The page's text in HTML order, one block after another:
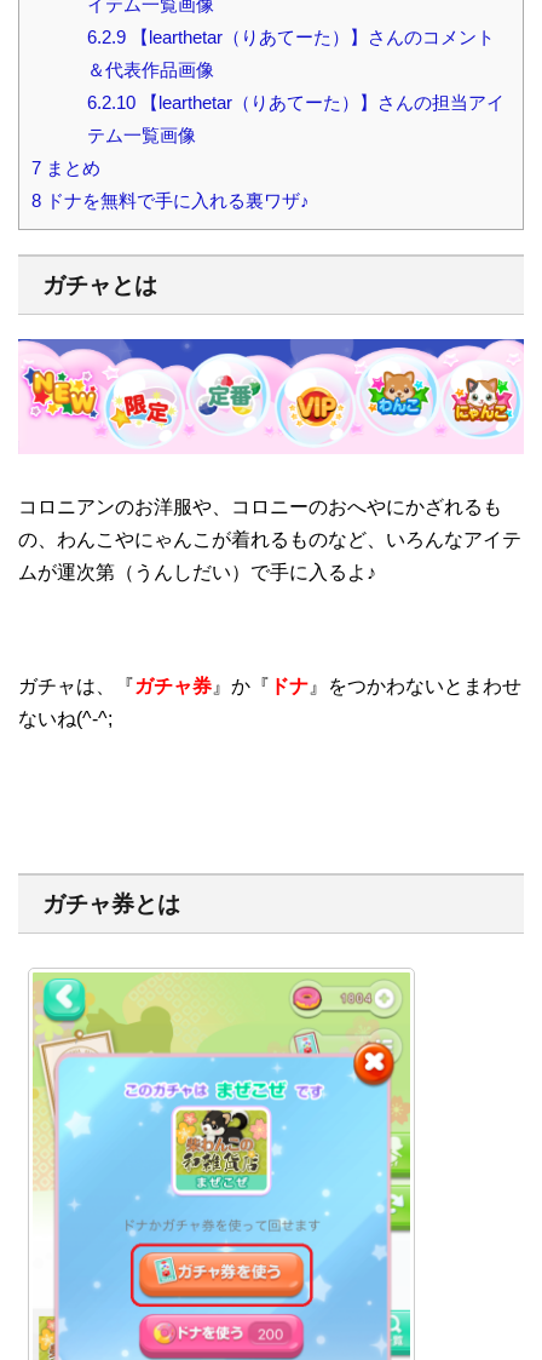
イテム一覧画像
6.2.9【learthetar（りあてーた）】さんのコメント
＆代表作品画像
6.2.10【learthetar（りあてーた）】さんの担当アイ
テム一覧画像
7 まとめ
8 ドナを無料で手に入れる裏ワザ♪
ガチャとは
コロニアンのお洋服や、コロニーのおへやにかざれるも
の、わんこやにゃんこが着れるものなど、いろんなアイテ
ムが運次第（うんしだい）で手に入るよ♪
ガチャは、『ガチャ券 』か『 ドナ 』をつかわないとまわせ
ないね(^-^;
ガチャ券とは